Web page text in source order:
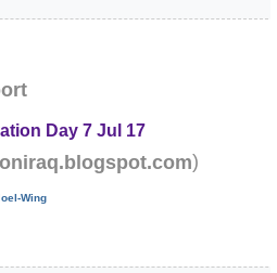
Day 7 Jul 17
)
Wing